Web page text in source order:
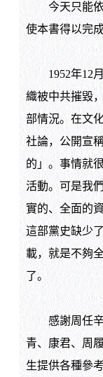
今天只能依
使本書得以完成
1952年12月
織被中共摧毀
部情況。在文
社論，公開宣
的」。事情就
活動。可是我
實的、全面的
這部黨史缺少
載，就是不夠
了。
感謝周任辛
青、康君、周
生提供各種參